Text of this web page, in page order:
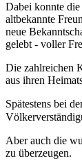
Dabei konnte
altbekannte
neue
gelebt - voller
Die zahlreichen
aus ihren
Spätestens bei
Aber auch die
zu überzeugen.